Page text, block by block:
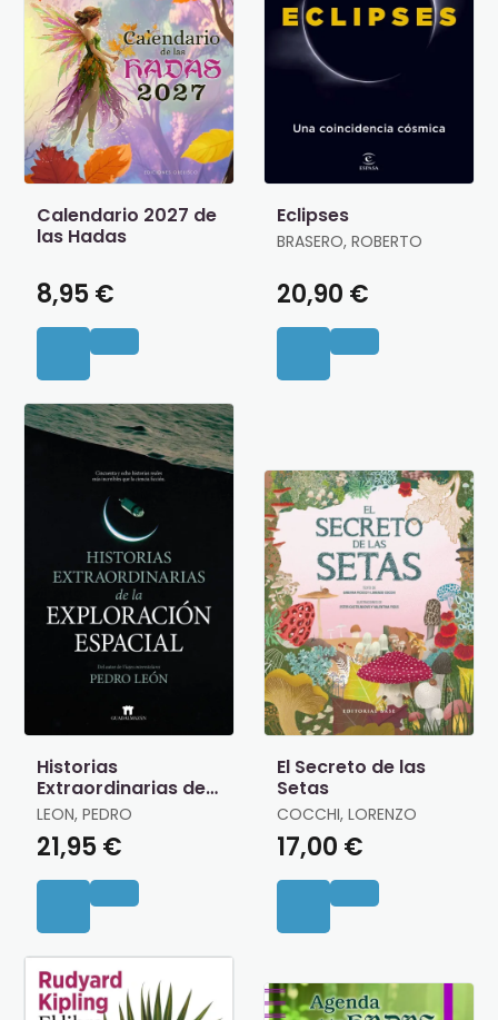
Calendario 2027 de
las Hadas
8,95 €
Eclipses
BRASERO, ROBERTO
20,90 €
Historias
Extraordinarias de
la Exploracion
Espacial
LEON, PEDRO
21,95 €
El Secreto de las
Setas
COCCHI, LORENZO
17,00 €